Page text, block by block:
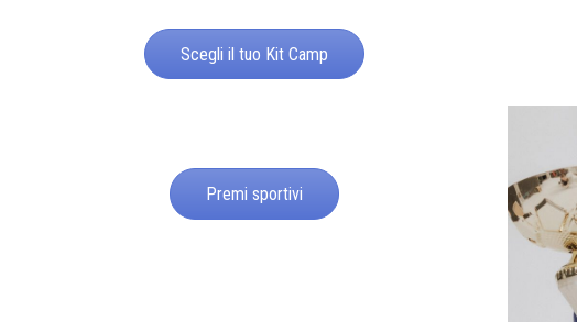
Scegli il tuo Kit Camp
Premi sportivi